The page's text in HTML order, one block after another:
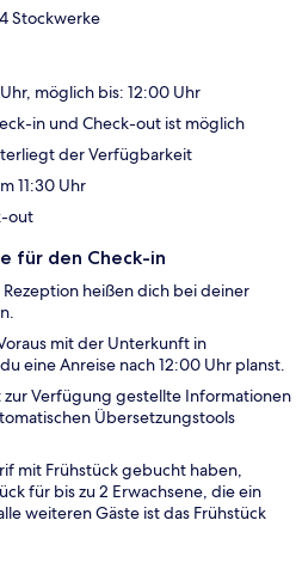
Stockwerke
möglich bis: 12:00 Uhr
in und Check-out ist möglich
der Verfügbarkeit
11:30 Uhr
out
für den Check-in
heißen dich bei deiner
mit der Unterkunft in
eine Anreise nach 12:00 Uhr planst.
Verfügung gestellte Informationen
Übersetzungstools
mit Frühstück gebucht haben,
für bis zu 2 Erwachsene, die ein
weiteren Gäste ist das Frühstück